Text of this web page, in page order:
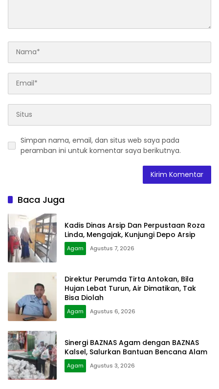
Simpan nama, email, dan situs web saya pada
peramban ini untuk komentar saya berikutnya.
Baca Juga
Kadis Dinas Arsip Dan Perpustaan Roza
Linda, Mengajak, Kunjungi Depo Arsip
Agam Agustus 7, 2026
Direktur Perumda Tirta Antokan, Bila
Hujan Lebat Turun, Air Dimatikan, Tak
Bisa Diolah
Agam Agustus 6, 2026
Sinergi BAZNAS Agam dengan BAZNAS
Kalsel, Salurkan Bantuan Bencana Alam
Agam Agustus 3, 2026